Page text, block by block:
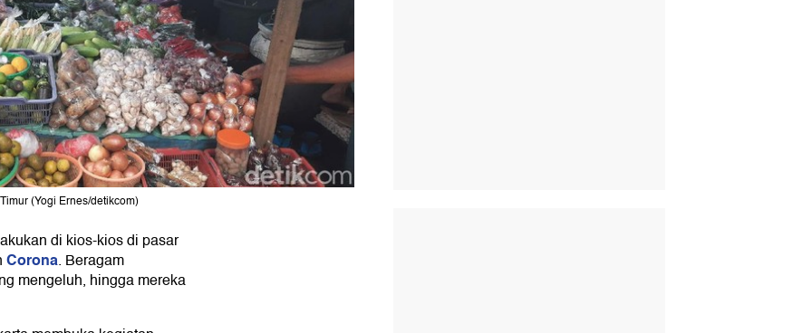
(Yogi Ernes/detikcom)
di kios-kios di pasar
Corona. Beragam
mengeluh, hingga mereka